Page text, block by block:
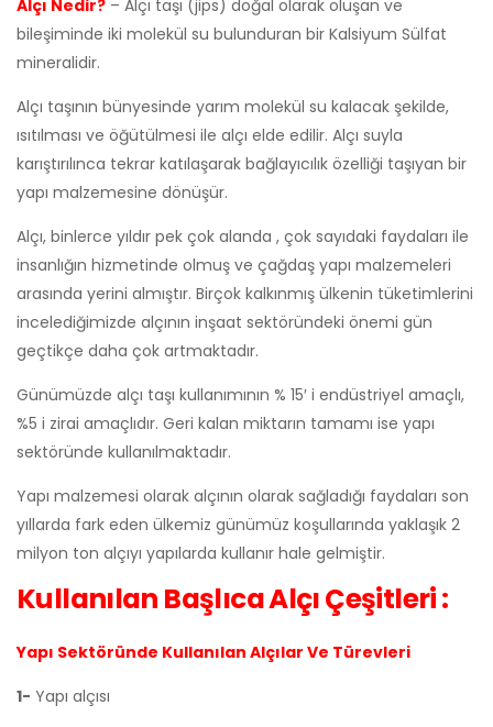
Alçı Nedir? – Alçı taşı (jips) doğal olarak oluşan ve
bileşiminde iki molekül su bulunduran bir Kalsiyum Sülfat
mineralidir.
Alçı taşının bünyesinde yarım molekül su kalacak şekilde,
ısıtılması ve öğütülmesi ile alçı elde edilir. Alçı suyla
karıştırılınca tekrar katılaşarak bağlayıcılık özelliği taşıyan bir
yapı malzemesine dönüşür.
Alçı, binlerce yıldır pek çok alanda , çok sayıdaki faydaları ile
insanlığın hizmetinde olmuş ve çağdaş yapı malzemeleri
arasında yerini almıştır. Birçok kalkınmış ülkenin tüketimlerini
incelediğimizde alçının inşaat sektöründeki önemi gün
geçtikçe daha çok artmaktadır.
Günümüzde alçı taşı kullanımının % 15′ i endüstriyel amaçlı,
%5 i zirai amaçlıdır. Geri kalan miktarın tamamı ise yapı
sektöründe kullanılmaktadır.
Yapı malzemesi olarak alçının olarak sağladığı faydaları son
yıllarda fark eden ülkemiz günümüz koşullarında yaklaşık 2
milyon ton alçıyı yapılarda kullanır hale gelmiştir.
Kullanılan Başlıca Alçı Çeşitleri :
Yapı Sektöründe Kullanılan Alçılar Ve Türevleri
1- Yapı alçısı